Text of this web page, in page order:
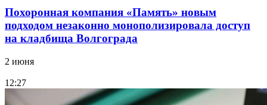
Похоронная компания «Память» новым
подходом незаконно монополизировала доступ
на кладбища Волгограда
2 июня
12:27